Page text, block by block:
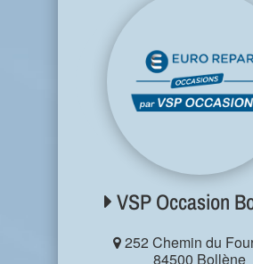
VSP Occasion
252 Chemin du
84500 Bollène